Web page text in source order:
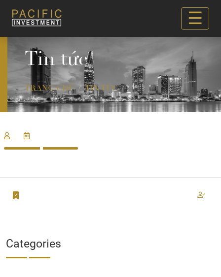
☰
Tin tức
TRANG CHỦ TIN TỨC
Categories